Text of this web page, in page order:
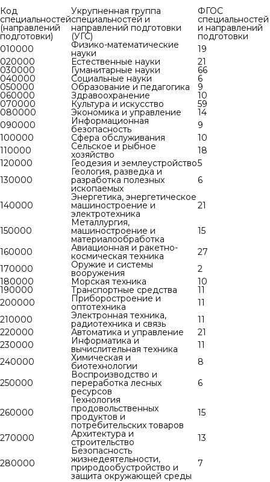
Код
специальностей
(направлений
подготовки)
Укрупненная группа
специальностей и
направлений подготовки
(УГС)
ФГОС
специальностей
и направлений
подготовки
010000
Физико-математические
науки
19
020000
Естественные науки 21
030000 Гуманитарные науки 66
040000 Социальные науки 6
050000 Образование и педагогика 9
060000 Здравоохранение 10
070000 Культура и искусство 59
080000 Экономика и управление
14
090000
Информационная
безопасность
9
100000
Сфера обслуживания
10
110000
Сельское и рыбное
хозяйство
18
120000
Геодезия и землеустройство5
130000
Геология, разведка и
разработка полезных
ископаемых
6
140000
Энергетика, энергетическое
машиностроение и
электротехника
21
150000
Металлургия,
машиностроение и
материалообработка
15
160000
Авиационная и ракетно-
космическая техника
27
170000
Оружие и системы
вооружения
2
180000
Морская техника 10
190000 Транспортные средства
11
200000
Приборостроение и
оптотехника
11
210000
Электронная техника,
радиотехника и связь
11
220000
Автоматика и управление
21
230000
Информатика и
вычислительная техника
11
240000
Химическая и
биотехнологии
8
250000
Воспроизводство и
переработка лесных
ресурсов
6
260000
Технология
продовольственных
продуктов и
потребительских товаров
15
270000 Архитектура и
строительство 13
280000
Безопасность
жизнедеятельности,
природообустройство и
защита окружающей среды
7